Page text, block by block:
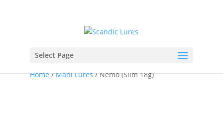
Select Page
Home/Mahi Lures/ Nemo (Slim 18g)